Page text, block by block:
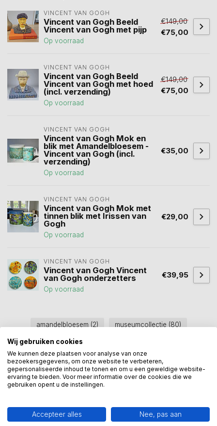
VINCENT VAN GOGH
Vincent van Gogh Beeld
Vincent van Gogh met pijp
Op voorraad
€149,00
€75,00
VINCENT VAN GOGH
Vincent van Gogh Beeld
Vincent van Gogh met hoed
(incl. verzending)
Op voorraad
€149,00
€75,00
VINCENT VAN GOGH
Vincent van Gogh Mok en
blik met Amandelbloesem -
Vincent van Gogh (incl.
verzending)
Op voorraad
€35,00
VINCENT VAN GOGH
Vincent van Gogh Mok met
tinnen blik met Irissen van
Gogh
Op voorraad
€29,00
VINCENT VAN GOGH
Vincent van Gogh Vincent
van Gogh onderzetters
Op voorraad
€39,95
amandelbloesem (2) museumcollectie (80)
porcelein (1)
vincent(11) Vincent van gogh(13)
Wij assisteren u graag via 06-23643267
Wij gebruiken cookies
We kunnen deze plaatsen voor analyse van onze
bezoekersgegevens, om onze website te verbeteren,
gepersonaliseerde inhoud te tonen en om u een geweldige website-
ervaring te bieden. Voor meer informatie over de cookies die we
gebruiken opent u de instellingen.
Accepteer alles Nee, pas aan